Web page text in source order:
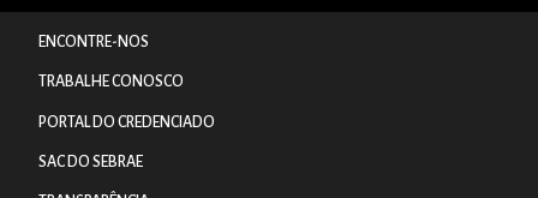
ENCONTRE-NOS
TRABALHE CONOSCO
PORTAL DO CREDENCIADO
SAC DO SEBRAE